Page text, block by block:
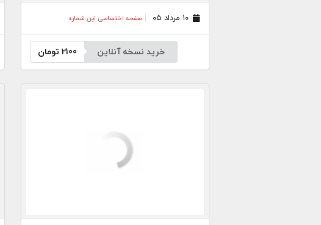
۱۰ مرداد ۰۵ صفحه اختصاصی این شماره
خرید نسخه آنلاین 2100 تومان